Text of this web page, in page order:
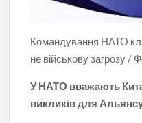
Командування НАТО
не військову загрозу /
У НАТО вважають
викликів для